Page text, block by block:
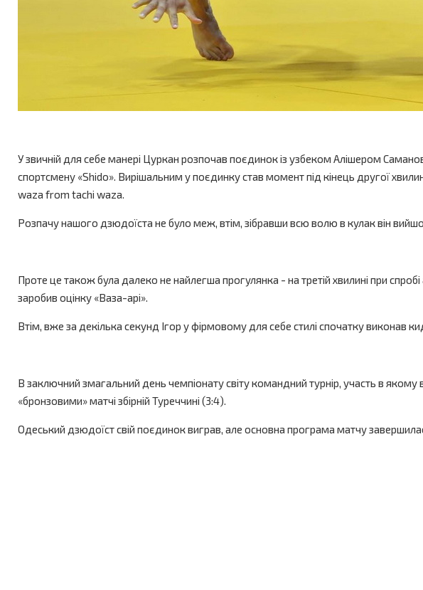
У звичній для себе манері Цуркан розпочав поєдинок із узбеком Алішером
спортсмену «Shido». Вирішальним у поєдинку став момент під кінець другої
waza from tachi waza.
Розпачу нашого дзюдоїста не було меж, втім, зібравши всю волю в кулак він
Проте це також була далеко не найлегша прогулянка - на третій хвилині при
заробив оцінку «Ваза-арі».
Втім, вже за декілька секунд Ігор у фірмовому для себе стилі спочатку виконав
В заключний змагальний день чемпіонату світу командний турнір, участь в
«бронзовими» матчі збірній Туреччині (3:4).
Одеський дзюдоїст свій поєдинок виграв, але основна програма матчу